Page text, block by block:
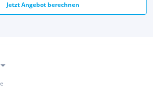
Jetzt Angebot berechnen